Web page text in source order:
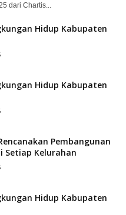
dari Chartis...
Hidup Kabupaten
Hidup Kabupaten
Pembangunan
Setiap Kelurahan
Hidup Kabupaten